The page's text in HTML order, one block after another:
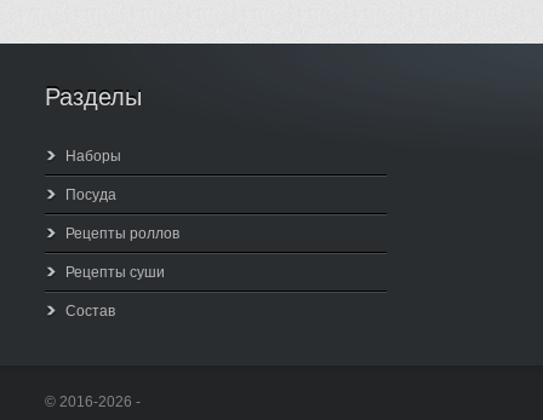
Разделы
Наборы
Посуда
Рецепты роллов
Рецепты суши
Состав
© 2016-2026 -